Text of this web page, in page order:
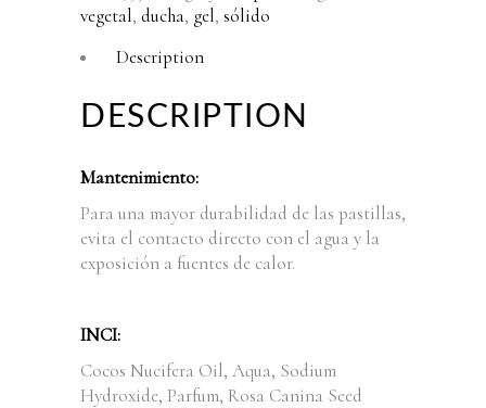
vegetal, ducha, gel, sólido
Description
DESCRIPTION
Mantenimiento:
Para una mayor durabilidad de las pastillas,
evita el contacto directo con el agua y la
exposición a fuentes de calor.
INCI:
Cocos Nucifera Oil, Aqua, Sodium
Hydroxide, Parfum, Rosa Canina Seed